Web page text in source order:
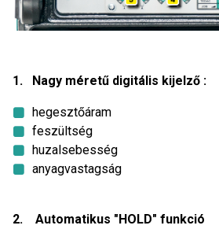
1. Nagy méretű digitális kijelző :
hegesztőáram
feszültség
huzalsebesség
anyagvastagság
2. Automatikus "HOLD" funkció